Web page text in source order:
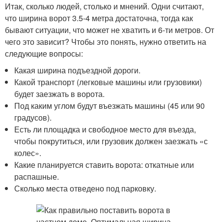
Итак, сколько людей, столько и мнений. Одни считают,
что ширина ворот 3.5-4 метра достаточна, тогда как
бывают ситуации, что может не хватить и 6-ти метров. От
чего это зависит? Чтобы это понять, нужно ответить на
следующие вопросы:
Какая ширина подъездной дороги.
Какой транспорт (легковые машины или грузовики)
будет заезжать в ворота.
Под каким углом будут въезжать машины (45 или 90
градусов).
Есть ли площадка и свободное место для въезда,
чтобы покрутиться, или грузовик должен заезжать «с
колес».
Какие планируется ставить ворота: откатные или
распашные.
Сколько места отведено под парковку.